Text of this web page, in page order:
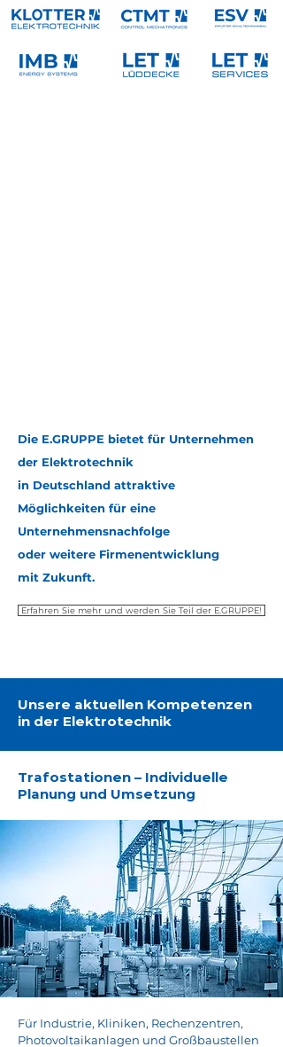
Die E.GRUPPE bietet für Unternehmen
der Elektrotechnik
in Deutschland attraktive
Möglichkeiten für eine
Unternehmensnachfolge
oder weitere Firmenentwicklung
mit Zukunft.
Erfahren Sie mehr und werden Sie Teil der E.GRUPPE!
Unsere aktuellen Kompetenzen
in der Elektrotechnik
Trafostationen – Individuelle
Planung und Umsetzung
Für Industrie, Kliniken, Rechenzentren,
Photovoltaikanlagen und Großbaustellen